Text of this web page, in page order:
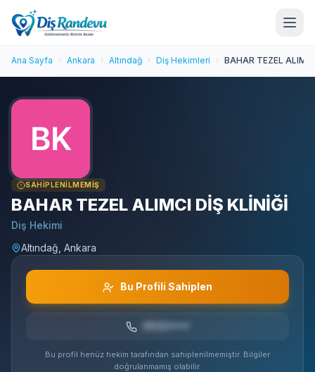
Ana Sayfa Ankara Altındağ Diş Hekimleri BAHAR TEZEL
SAHIPLENILMEMIŞ
BAHAR TEZEL ALIMCI DİŞ KLİNİĞİ
Diş Hekimi
Altındağ, Ankara
Bu Profili Sahiplen
Bu profil henüz hekim tarafından sahiplenilmemiştir. Bilgiler
doğrulanmamış olabilir.